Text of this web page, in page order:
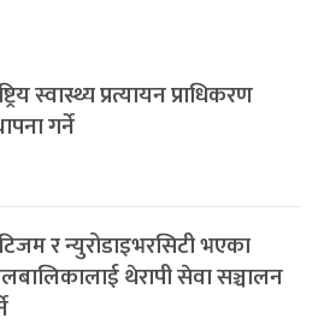
स्वास्थ्य प्रत्यायन प्राधिकरण
गर्ने
र न्युरोडाइभरसिटी भएका
थेरापी सेवा सञ्चालन